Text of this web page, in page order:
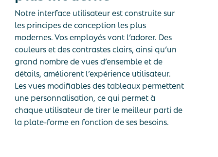
Notre interface utilisateur est construite sur
les principes de conception les plus
modernes. Vos employés vont l’adorer. Des
couleurs et des contrastes clairs, ainsi qu’un
grand nombre de vues d’ensemble et de
détails, améliorent l’expérience utilisateur.
Les vues modifiables des tableaux permettent
une personnalisation, ce qui permet à
chaque utilisateur de tirer le meilleur parti de
la plate-forme en fonction de ses besoins.